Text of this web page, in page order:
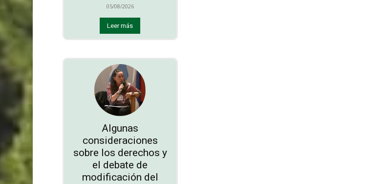
05/08/2026
Leer más
Algunas
consideraciones
sobre los derechos y
el debate de
modificación del